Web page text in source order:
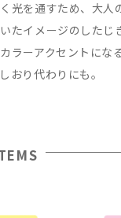
光を通すため、大人
たイメージのしたじ
ラーアクセントにな
おり代わりにも。